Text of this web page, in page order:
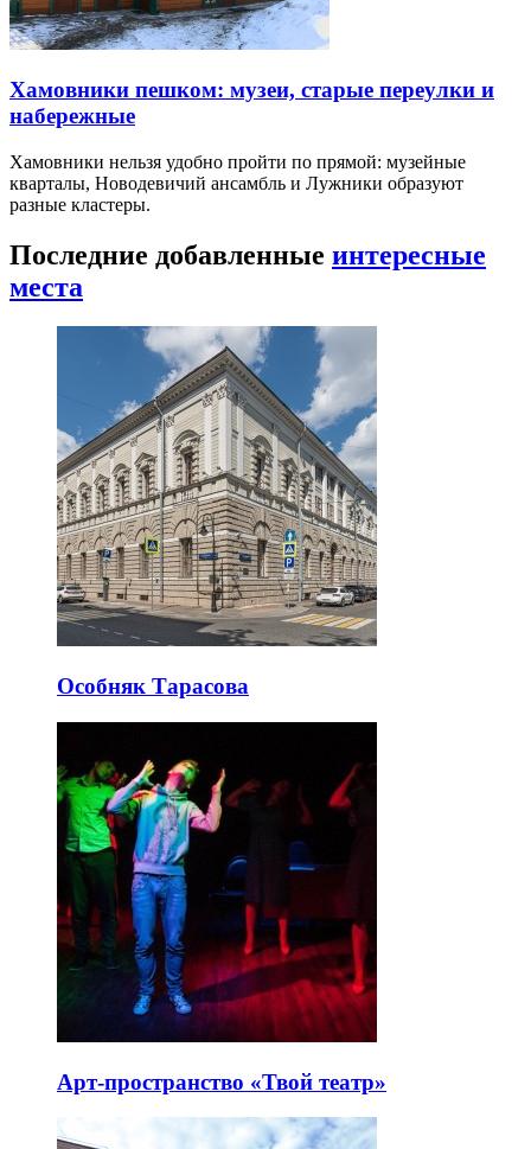
Хамовники пешком: музеи, старые переулки и
набережные
Хамовники нельзя удобно пройти по прямой: музейные
кварталы, Новодевичий ансамбль и Лужники образуют
разные кластеры.
Последние добавленные интересные
места
Особняк Тарасова
Арт-пространство «Твой театр»